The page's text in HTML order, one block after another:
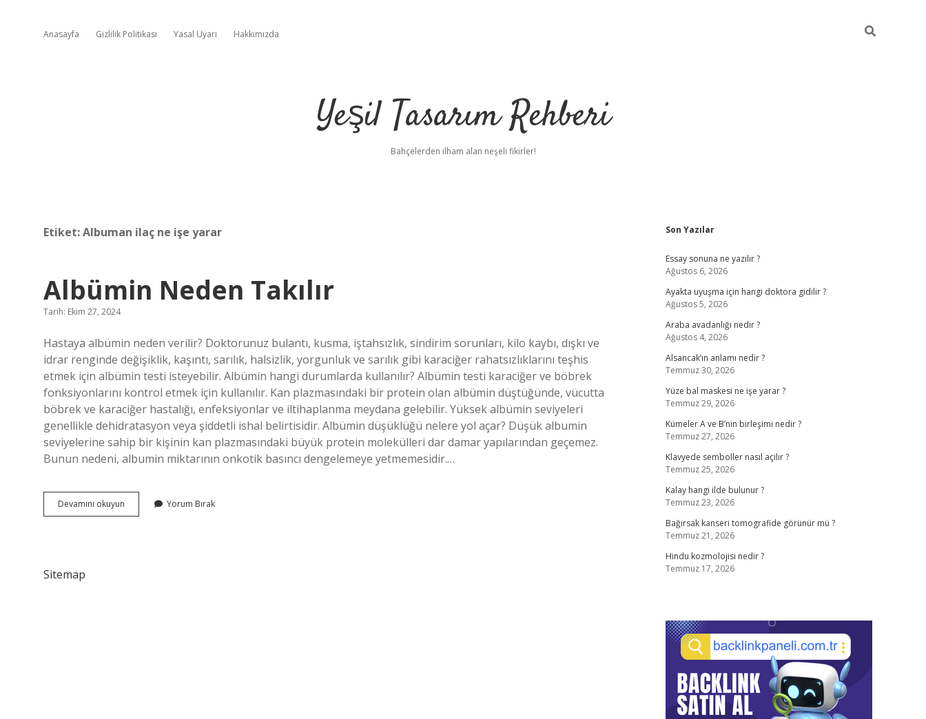
Anasayfa Gizlilik Politikası Yasal Uyarı Hakkımızda
Yeşil Tasarım Rehberi
Bahçelerden ilham alan neşeli fikirler!
Etiket:Albuman ilaç ne işe yarar
Albümin Neden Takılır
Tarih: Ekim 27, 2024
Hastaya albümin neden verilir? Doktorunuz bulantı, kusma, iştahsızlık, sindirim sorunları, kilo kaybı, dışkı ve
idrar renginde değişiklik, kaşıntı, sarılık, halsizlik, yorgunluk ve sarılık gibi karaciğer rahatsızlıklarını teşhis
etmek için albümin testi isteyebilir. Albümin hangi durumlarda kullanılır? Albümin testi karaciğer ve böbrek
fonksiyonlarını kontrol etmek için kullanılır. Kan plazmasındaki bir protein olan albümin düştüğünde, vücutta
böbrek ve karaciğer hastalığı, enfeksiyonlar ve iltihaplanma meydana gelebilir. Yüksek albümin seviyeleri
genellikle dehidratasyon veya şiddetli ishal belirtisidir. Albümin düşüklüğü nelere yol açar? Düşük albumin
seviyelerine sahip bir kişinin kan plazmasındaki büyük protein molekülleri dar damar yapılarından geçemez.
Bunun nedeni, albumin miktarının onkotik basıncı dengelemeye yetmemesidir.…
Devamını okuyun Albümin
Neden
Yorum Bırak
Sitemap
Sidebar
Son Yazılar
Essay sonuna ne yazılır ?
Ağustos 6, 2026
Ayakta uyuşma için hangi doktora gidilir ?
Ağustos 5, 2026
Araba avadanlığı nedir ?
Ağustos 4, 2026
Alsancak’ın anlamı nedir ?
Temmuz 30, 2026
Yüze bal maskesi ne işe yarar ?
Temmuz 29, 2026
Kümeler A ve B’nin birleşimi nedir ?
Temmuz 27, 2026
Klavyede semboller nasıl açılır ?
Temmuz 25, 2026
Kalay hangi ilde bulunur ?
Temmuz 23, 2026
Bağırsak kanseri tomografide görünür mü ?
Temmuz 21, 2026
Hindu kozmolojisi nedir ?
Temmuz 17, 2026